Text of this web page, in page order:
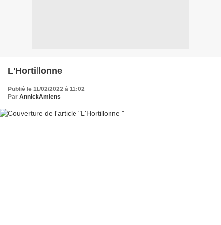
L'Hortillonne
Publié le 11/02/2022 à 11:02
Par AnnickAmiens